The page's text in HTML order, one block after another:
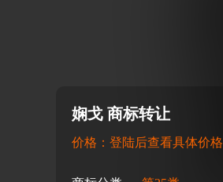
娴戈 商标转让
价格：登陆后查看具体价格